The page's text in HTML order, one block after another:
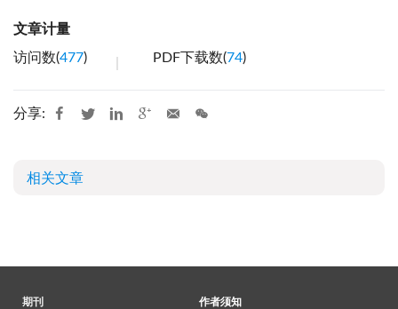
文章计量
访问数(477) PDF下载数(74)
分享:
相关文章
期刊
作者须知